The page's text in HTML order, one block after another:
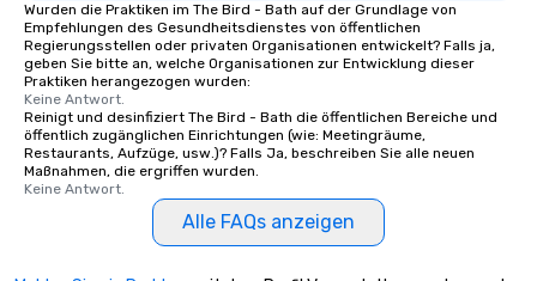
Wurden die Praktiken im The Bird - Bath auf der Grundlage von
Empfehlungen des Gesundheitsdienstes von öffentlichen
Regierungsstellen oder privaten Organisationen entwickelt? Falls ja,
geben Sie bitte an, welche Organisationen zur Entwicklung dieser
Praktiken herangezogen wurden:
Keine Antwort.
Reinigt und desinfiziert The Bird - Bath die öffentlichen Bereiche und
öffentlich zugänglichen Einrichtungen (wie: Meetingräume,
Restaurants, Aufzüge, usw.)? Falls Ja, beschreiben Sie alle neuen
Maßnahmen, die ergriffen wurden.
Keine Antwort.
Alle FAQs anzeigen